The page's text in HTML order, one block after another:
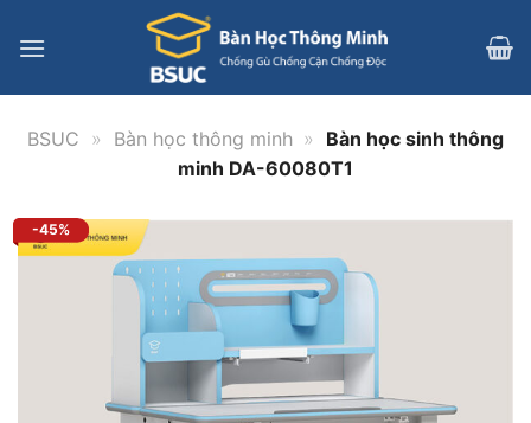
qua
dung
BSUC » Bàn học thông minh »
Bàn học sinh thông
minh DA-60080T1
-45%